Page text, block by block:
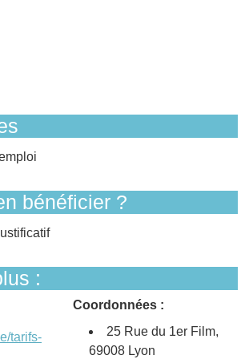
bénéficier ?
:
tarifs-
Coordonnées :
25 Rue du 1er Film,
69008 Lyon